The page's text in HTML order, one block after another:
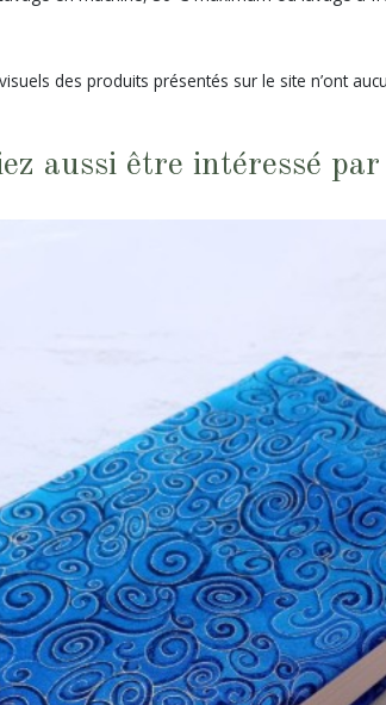
des produits présentés sur le site n’ont
aussi être intéressé par